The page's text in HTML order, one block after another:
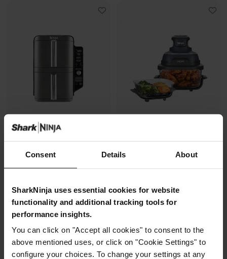
Consent Details About
SharkNinja uses essential cookies for website
functionality and additional tracking tools for
performance insights.
You can click on "Accept all cookies" to consent to the
above mentioned uses, or click on "Cookie Settings" to
configure your choices. To change your settings at any
verticale, 9.5L, 6-en-1
4.3 (2173)
superposées
Gain de place, 30% moins
CRISPi
4.3 (1069)
+2 couvercles
4 modes de cuisson